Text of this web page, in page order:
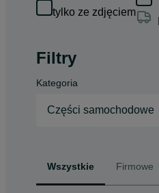
tylko ze zdjęciem
Filtry
Kategoria
Części samochodowe
Wszystkie Firmowe